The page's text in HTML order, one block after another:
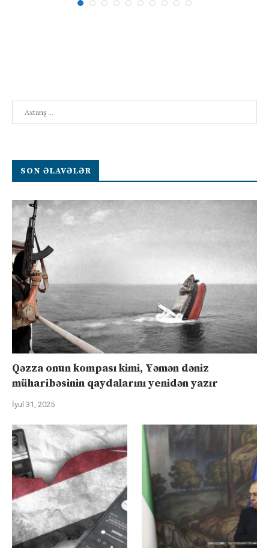
SON ƏLAVƏLƏR
Qəzza onun kompası kimi, Yəmən dəniz
müharibəsinin qaydalarını yenidən yazır
İyul 31, 2025